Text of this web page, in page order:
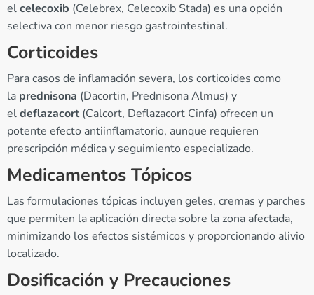
elcelecoxib (Celebrex, Celecoxib Stada) es una opción
selectiva con menor riesgo gastrointestinal.
Corticoides
Para casos de inflamación severa, los corticoides como
la prednisona (Dacortin, Prednisona Almus) y
eldeflazacort (Calcort, Deflazacort Cinfa) ofrecen un
potente efecto antiinflamatorio, aunque requieren
prescripción médica y seguimiento especializado.
Medicamentos Tópicos
Las formulaciones tópicas incluyen geles, cremas y parches
que permiten la aplicación directa sobre la zona afectada,
minimizando los efectos sistémicos y proporcionando alivio
localizado.
Dosificación y Precauciones